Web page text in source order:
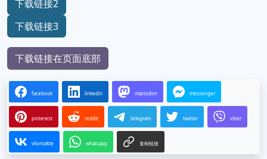
下载链接2
下载链接3
下载链接在页面底部
facebook linkedin mastodon messenger
pinterest reddit telegram twitter viber
vkontakte whatsapp 复制链接